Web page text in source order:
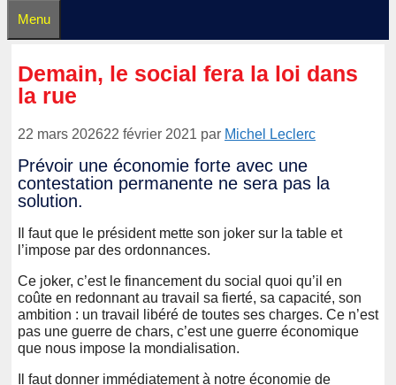
Menu
Demain, le social fera la loi dans
la rue
22 mars 202622 février 2021 par Michel Leclerc
Prévoir une économie forte avec une
contestation permanente ne sera pas la
solution.
Il faut que le président mette son joker sur la table et
l’impose par des ordonnances.
Ce joker, c’est le financement du social quoi qu’il en
coûte en redonnant au travail sa fierté, sa capacité, son
ambition : un travail libéré de toutes ses charges. Ce n’est
pas une guerre de chars, c’est une guerre économique
que nous impose la mondialisation.
Il faut donner immédiatement à notre économie de